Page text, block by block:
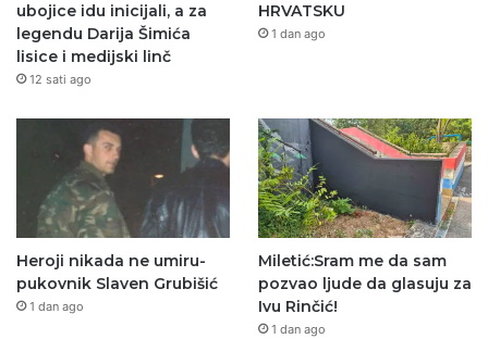
ubojice idu inicijali, a za
legendu Darija Šimića
lisice i medijski linč
12 sati ago
HRVATSKU
1 dan ago
Heroji nikada ne umiru-
pukovnik Slaven Grubišić
1 dan ago
Miletić:Sram me da sam
pozvao ljude da glasuju za
Ivu Rinčić!
1 dan ago